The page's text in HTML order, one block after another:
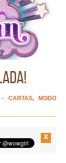
·CARTAS,
MODO
X